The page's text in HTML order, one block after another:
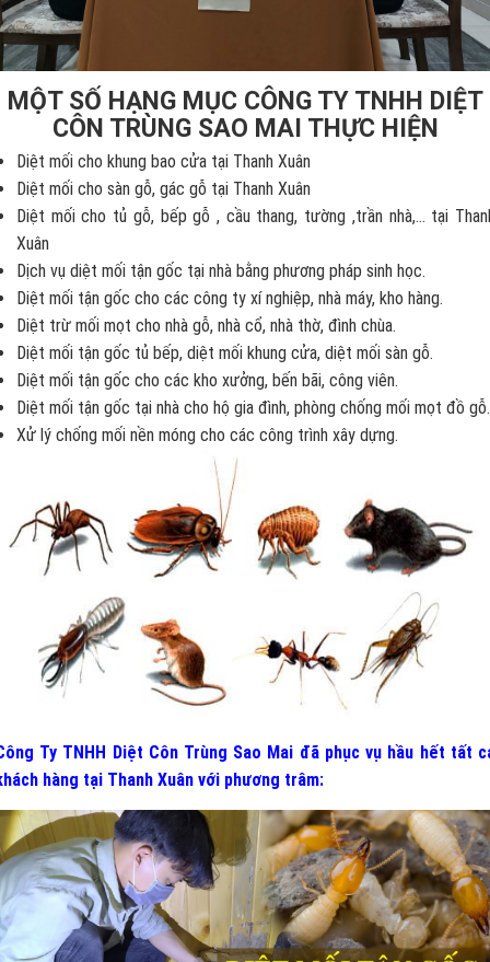
MỘT SỐ HẠNG MỤC CÔNG TY TNHH DIỆT
CÔN TRÙNG SAO MAI THỰC HIỆN
Diệt mối cho khung bao cửa tại Thanh Xuân
Diệt mối cho sàn gỗ, gác gỗ tại Thanh Xuân
Diệt mối cho tủ gỗ, bếp gỗ , cầu thang, tường ,trần nhà,... tại
Xuân
Dịch vụ diệt mối tận gốc tại nhà bằng phương pháp sinh học.
Diệt mối tận gốc cho các công ty xí nghiệp, nhà máy, kho hàng.
Diệt trừ mối mọt cho nhà gỗ, nhà cổ, nhà thờ, đình chùa.
Diệt mối tận gốc tủ bếp, diệt mối khung cửa, diệt mối sàn gỗ.
Diệt mối tận gốc cho các kho xưởng, bến bãi, công viên.
Diệt mối tận gốc tại nhà cho hộ gia đình, phòng chống mối mọt đồ gỗ.
Xử lý chống mối nền móng cho các công trình xây dựng.
Ty TNHH Diệt Côn Trùng Sao Mai đã phục vụ hầu hết tất
hàng tại Thanh Xuân với phương trâm: